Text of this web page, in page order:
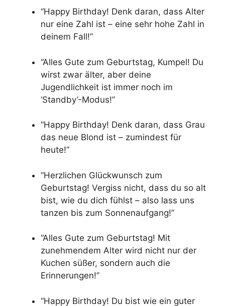
“Happy Birthday! Denk daran, dass Alter
nur eine Zahl ist – eine sehr hohe Zahl in
deinem Fall!”
“Alles Gute zum Geburtstag, Kumpel! Du
wirst zwar älter, aber deine
Jugendlichkeit ist immer noch im
‘Standby’-Modus!”
“Happy Birthday! Denk daran, dass Grau
das neue Blond ist – zumindest für
heute!”
“Herzlichen Glückwunsch zum
Geburtstag! Vergiss nicht, dass du so alt
bist, wie du dich fühlst – also lass uns
tanzen bis zum Sonnenaufgang!”
“Alles Gute zum Geburtstag! Mit
zunehmendem Alter wird nicht nur der
Kuchen süßer, sondern auch die
Erinnerungen!”
“Happy Birthday! Du bist wie ein guter